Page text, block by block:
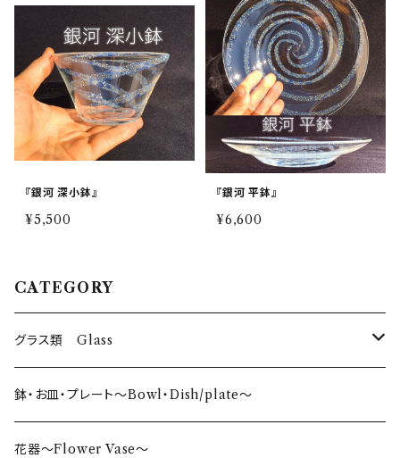
『銀河 深小鉢』
¥5,500
『銀河 平鉢』
¥6,600
CATEGORY
グラス類 Glass
タンブラー〜Tumbler〜
日本酒〜SAKE〜
鉢・お皿・プレート〜Bowl・Dish/plate〜
花器〜Flower Vase〜